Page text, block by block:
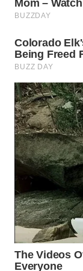
WN
WN
BINTAN
WN
MANDALIKA
WN
LIKUPANG
WN
LABUANBAJO
WN
BORNEO